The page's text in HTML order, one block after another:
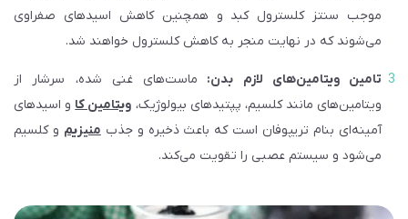
موجب سنتز کلسترول کبد و همچنین کاهش اسیدهای صفراوی
می‌شوند که در نهایت منجر به کاهش کلسترول خواهند شد.
تامین ویتامین‌های لازم بدن: ماست‌های غنی شده، سرشار از
ویتامین‌های مانند کلسیم، پپتیدهای بیولو‌ژیک، ویتامین کاو اسیدهای
آمینه‌ای بنام تریپوفان است که باعث ذخیره و جذبمنیزیم و کلسیم
می‌شود و سیستم عصبی را تقویت می‌کند.